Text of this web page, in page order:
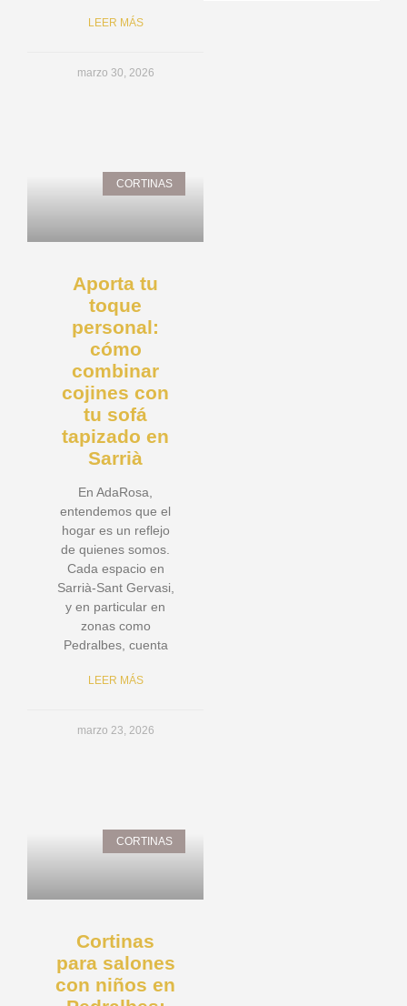
LEER MÁS
marzo 30, 2026
CORTINAS
Aporta tu
toque
personal:
cómo
combinar
cojines con
tu sofá
tapizado en
Sarrià
En AdaRosa,
entendemos que el
hogar es un reflejo
de quienes somos.
Cada espacio en
Sarrià-Sant Gervasi,
y en particular en
zonas como
Pedralbes, cuenta
LEER MÁS
marzo 23, 2026
CORTINAS
Cortinas
para salones
con niños en